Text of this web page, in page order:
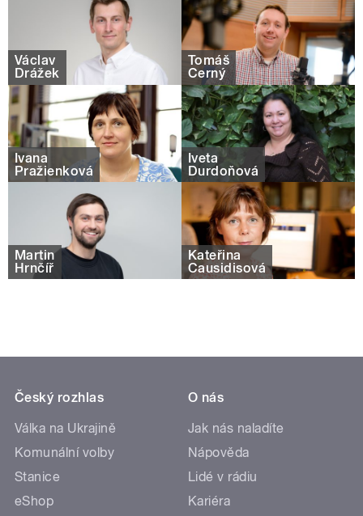
Václav
Drážek
Tomáš
Černý
Ivana
Pražienková
Iveta
Durdoňová
Martin
Hrnčíř
Kateřina
Causidisová
Český rozhlas
Válka na Ukrajině
Komunální volby
Stanice
eShop
O nás
Jak nás naladíte
Nápověda
Lidé v rádiu
Kariéra